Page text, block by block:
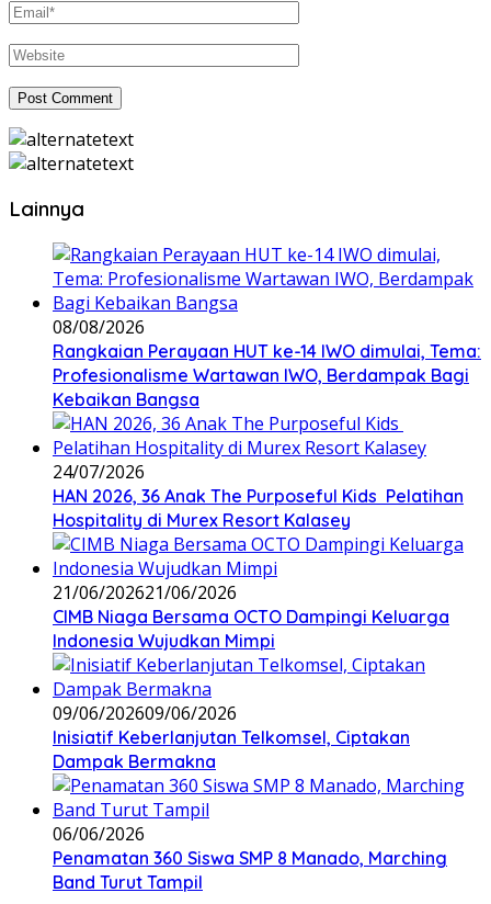
Lainnya
08/08/2026
Rangkaian Perayaan HUT ke-14 IWO dimulai, Tema:
Profesionalisme Wartawan IWO, Berdampak Bagi
Kebaikan Bangsa
24/07/2026
HAN 2026, 36 Anak The Purposeful Kids Pelatihan
Hospitality di Murex Resort Kalasey
21/06/202621/06/2026
CIMB Niaga Bersama OCTO Dampingi Keluarga
Indonesia Wujudkan Mimpi
09/06/202609/06/2026
Inisiatif Keberlanjutan Telkomsel, Ciptakan
Dampak Bermakna
06/06/2026
Penamatan 360 Siswa SMP 8 Manado, Marching
Band Turut Tampil